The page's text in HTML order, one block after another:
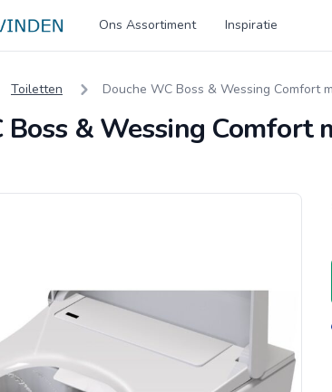
Ons Assortiment Inspiratie
Toiletten Douche WC Boss & Wessing Comfort
Boss & Wessing